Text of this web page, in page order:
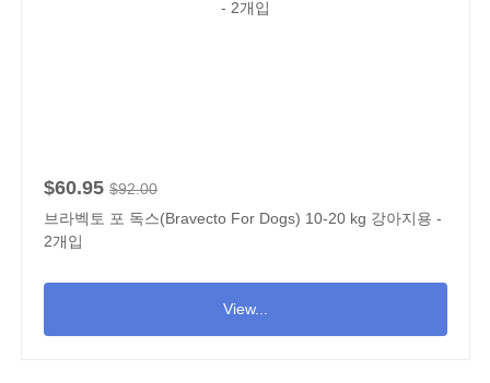
$60.95 $92.00
브라벡토 포 독스(Bravecto For Dogs) 10-20 kg 강아지용 -
2개입
View...